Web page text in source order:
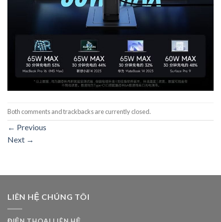
Both comments and trackbacks are currently closed.
← Previous
Next →
LIÊN HỆ CHÚNG TÔI